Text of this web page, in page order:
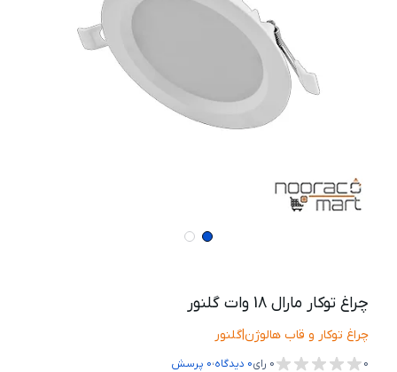
چراغ توکار مارال 18 وات گلنور
چراغ توکار و قاب هالوژن|گلنور
0
0 رای0 دیدگاه،0 پرسش